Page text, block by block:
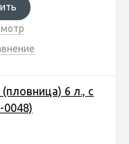
6 л., с